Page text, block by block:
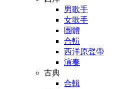
男歌手
女歌手
團體
合輯
西洋原聲帶
演奏
古典
合輯